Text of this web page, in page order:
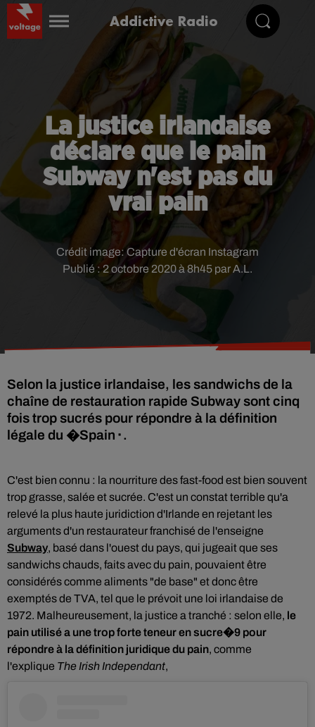
Addictive Radio
La justice irlandaise
déclare que le pain
Subway n'est pas du
vrai pain
Publié : 2 octobre 2020 à 8h45 par A.L.
Crédit image: Capture d'écran Instagram
Selon la justice irlandaise, les sandwichs de la
chaîne de restauration rapide Subway sont cinq
fois trop sucrés pour répondre à la définition
légale du �Spain⬝.
C'est bien connu : la nourriture des fast-food est bien souvent
trop grasse, salée et sucrée. C'est un constat terrible qu'a
relevé la plus haute juridiction d'Irlande en rejetant les
arguments d'un restaurateur franchisé de l'enseigne
Subway, basé dans l'ouest du pays, qui jugeait que ses
sandwichs chauds, faits avec du pain, pouvaient être
considérés comme aliments "de base" et donc être
exemptés de TVA, tel que le prévoit une loi irlandaise de
1972. Malheureusement, la justice a tranché : selon elle, le
pain utilisé a une trop forte teneur en sucre�9 pour
répondre à la définition juridique du pain, comme
l'explique The Irish Independant,